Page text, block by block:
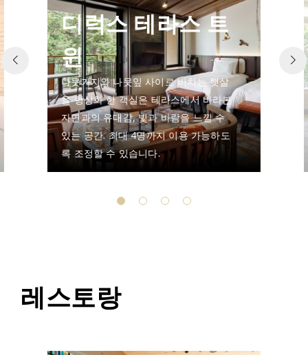
디럭스 테라스 트
윈
나뭇가지와 나뭇잎 사이로 비치는 햇살
을 형상화 한 객실은 테라스에서 바라본
자연과의 유대감, 빛과 바람을 느낄 수
있는 공간. 최대 4명까지 이용 가능하도
록 조정할 수 있습니다.
레스토랑